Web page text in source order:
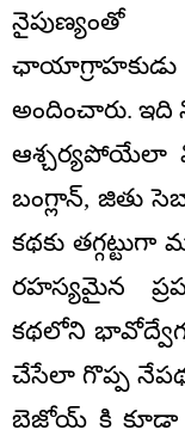
నైపుణ్యంతో
ఛాయాగ్రాహకుడు
అందించారు.
ఆశ్చర్యపోయేలా
బంగ్లాన్, జితు
కథకు
రహస్యమైన
కథలోని భావోద్వేగ
చేసేలా గొప్ప
బెజోయ్ కి కూడా